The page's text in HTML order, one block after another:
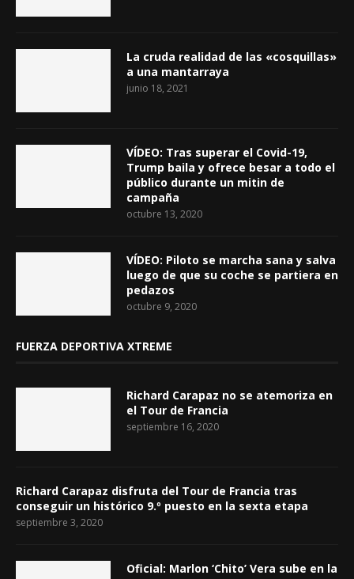
La cruda realidad de las «cosquillas»
a una mantarraya
junio 18, 2021
VÍDEO: Tras superar el Covid-19,
Trump baila y ofrece besar a todo el
público durante un mitin de
campaña
octubre 13, 2020
VÍDEO: Piloto se marcha sana y salva
luego de que su coche se partiera en
pedazos
octubre 9, 2020
FUERZA DEPORTIVA XTREME
Richard Carapaz no se atemoriza en
el Tour de Francia
septiembre 16, 2020
Richard Carapaz disfruta del Tour de Francia tras
conseguir un histórico 9.º puesto en la sexta etapa
septiembre 3, 2020
Oficial: Marlon ‘Chito’ Vera sube en la